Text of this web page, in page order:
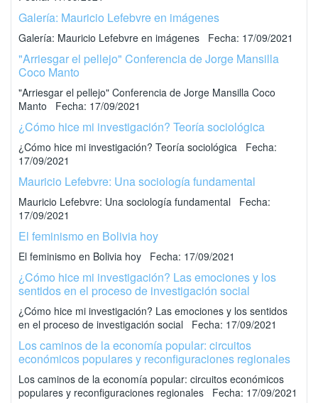
Galería: Mauricio Lefebvre en imágenes
Galería: Mauricio Lefebvre en imágenes Fecha: 17/09/2021
"Arriesgar el pellejo" Conferencia de Jorge Mansilla
Coco Manto
"Arriesgar el pellejo" Conferencia de Jorge Mansilla Coco
Manto Fecha: 17/09/2021
¿Cómo hice mi investigación? Teoría sociológica
¿Cómo hice mi investigación? Teoría sociológica Fecha:
17/09/2021
Mauricio Lefebvre: Una sociología fundamental
Mauricio Lefebvre: Una sociología fundamental Fecha:
17/09/2021
El feminismo en Bolivia hoy
El feminismo en Bolivia hoy Fecha: 17/09/2021
¿Cómo hice mi investigación? Las emociones y los
sentidos en el proceso de investigación social
¿Cómo hice mi investigación? Las emociones y los sentidos
en el proceso de investigación social Fecha: 17/09/2021
Los caminos de la economía popular: circuitos
económicos populares y reconfiguraciones regionales
Los caminos de la economía popular: circuitos económicos
populares y reconfiguraciones regionales Fecha: 17/09/2021